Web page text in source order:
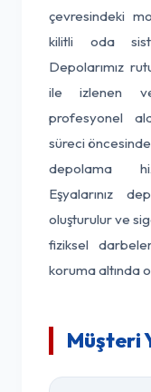
çevresindeki
kilitli oda
Depolarımız
ile izlenen
profesyonel
süreci
depolama
Eşyalarınız
oluşturulur ve
fiziksel
koruma altında
Müşteri